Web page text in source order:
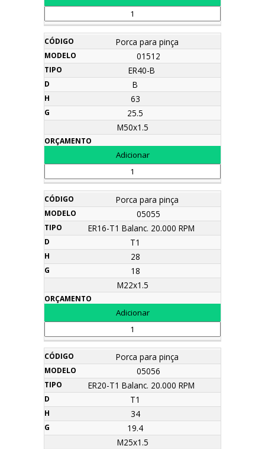
Porca para pinça
01512
ER40-B
B
63
25.5
M50x1.5
Porca para pinça
05055
ER16-T1 Balanc. 20.000 RPM
T1
28
18
M22x1.5
Porca para pinça
05056
ER20-T1 Balanc. 20.000 RPM
T1
34
19.4
M25x1.5